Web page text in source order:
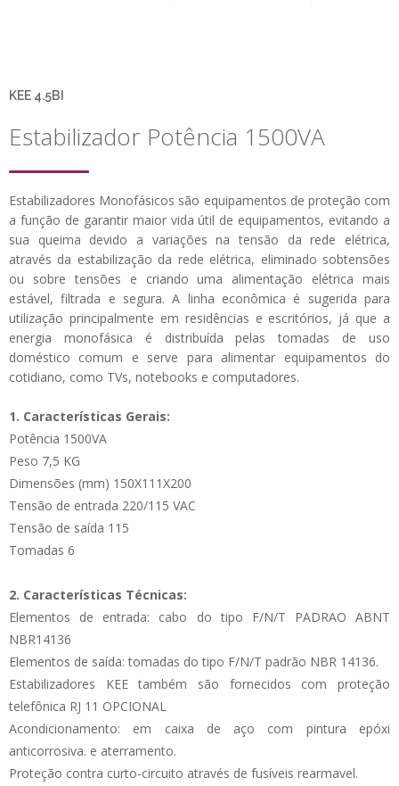
KEE 4.5BI
Estabilizador Potência 1500VA
Estabilizadores Monofásicos são equipamentos de proteção com
a função de garantir maior vida útil de equipamentos, evitando a
sua queima devido a variações na tensão da rede elétrica,
através da estabilização da rede elétrica, eliminado sobtensões
ou sobre tensões e criando uma alimentação elétrica mais
estável, filtrada e segura. A linha econômica é sugerida para
utilização principalmente em residências e escritórios, já que a
energia monofásica é distribuída pelas tomadas de uso
doméstico comum e serve para alimentar equipamentos do
cotidiano, como TVs, notebooks e computadores.
1. Características Gerais:
Potência 1500VA
Peso 7,5 KG
Dimensões (mm) 150X111X200
Tensão de entrada 220/115 VAC
Tensão de saída 115
Tomadas 6
2. Características Técnicas:
Elementos de entrada: cabo do tipo F/N/T PADRAO ABNT
NBR14136
Elementos de saída: tomadas do tipo F/N/T padrão NBR 14136.
Estabilizadores KEE também são fornecidos com proteção
telefônica RJ 11 OPCIONAL
Acondicionamento: em caixa de aço com pintura epóxi
anticorrosiva. e aterramento.
Proteção contra curto-circuito através de fusíveis rearmavel.